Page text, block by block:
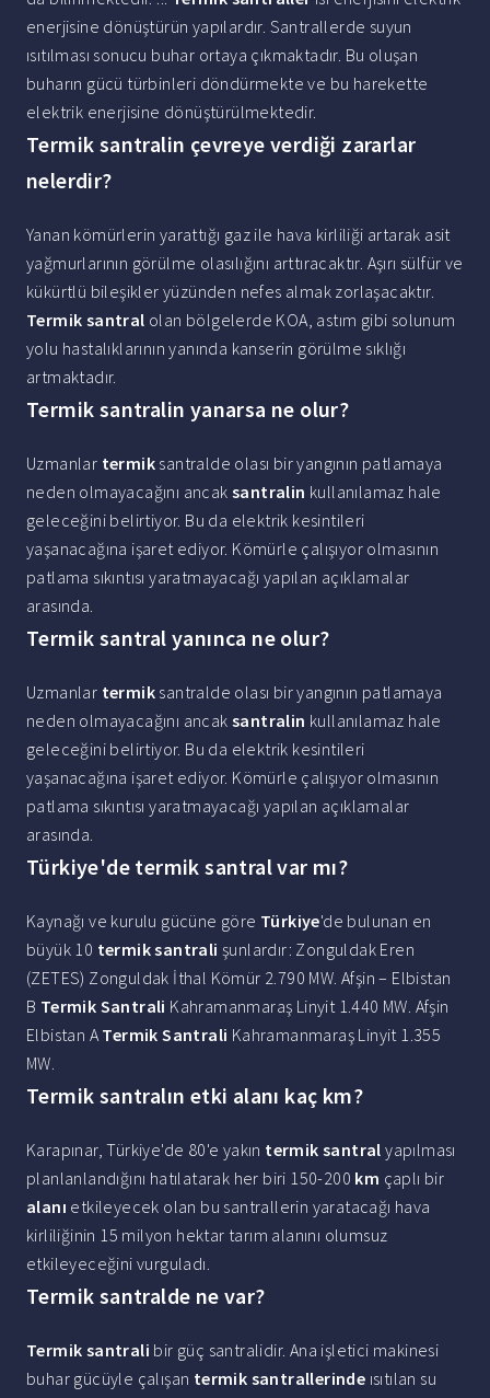
enerjisine dönüştürün yapılardır. Santrallerde suyun
ısıtılması sonucu buhar ortaya çıkmaktadır. Bu oluşan
buharın gücü türbinleri döndürmekte ve bu harekette
elektrik enerjisine dönüştürülmektedir.
Termik santralin çevreye verdiği zararlar
nelerdir?
Yanan kömürlerin yarattığı gaz ile hava kirliliği artarak asit
yağmurlarının görülme olasılığını arttıracaktır. Aşırı sülfür ve
kükürtlü bileşikler yüzünden nefes almak zorlaşacaktır.
Termik santral olan bölgelerde KOA, astım gibi solunum
yolu hastalıklarının yanında kanserin görülme sıklığı
artmaktadır.
Termik santralin yanarsa ne olur?
Uzmanlar termik santralde olası bir yangının patlamaya
neden olmayacağını ancaksantralin kullanılamaz hale
geleceğini belirtiyor. Bu da elektrik kesintileri
yaşanacağına işaret ediyor. Kömürle çalışıyor olmasının
patlama sıkıntısı yaratmayacağı yapılan açıklamalar
arasında.
Termik santral yanınca ne olur?
Uzmanlar termik santralde olası bir yangının patlamaya
neden olmayacağını ancaksantralin kullanılamaz hale
geleceğini belirtiyor. Bu da elektrik kesintileri
yaşanacağına işaret ediyor. Kömürle çalışıyor olmasının
patlama sıkıntısı yaratmayacağı yapılan açıklamalar
arasında.
Türkiye'de termik santral var mı?
Kaynağı ve kurulu gücüne göre Türkiye'de bulunan en
büyük 10 termik santrali şunlardır: Zonguldak Eren
(ZETES) Zonguldak İthal Kömür 2.790 MW. Afşin – Elbistan
B Termik Santrali Kahramanmaraş Linyit 1.440 MW. Afşin
Elbistan ATermik Santrali Kahramanmaraş Linyit 1.355
MW.
Termik santralın etki alanı kaç km?
Karapınar, Türkiye'de 80'e yakın termik santral yapılması
planlanlandığını hatılatarak her biri 150-200 km çaplı bir
alanı etkileyecek olan bu santrallerin yaratacağı hava
kirliliğinin 15 milyon hektar tarım alanını olumsuz
etkileyeceğini vurguladı.
Termik santralde ne var?
Termik santrali bir güç santralidir. Ana işletici makinesi
buhar gücüyle çalışan termik santrallerinde ısıtılan su